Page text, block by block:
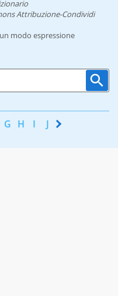
Attribuzione-Condividi
modo espressione
G H I J K